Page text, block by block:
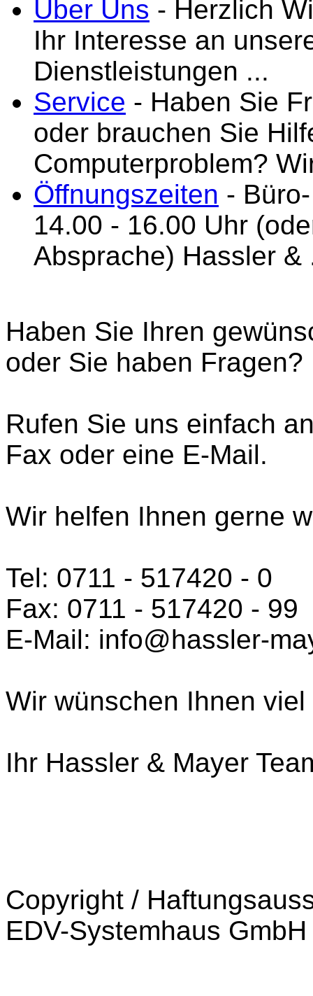
Über Uns - Herzlich
Ihr Interesse an
Dienstleistungen ...
Service - Haben Sie
oder brauchen Sie
Computerproblem?
Öffnungszeiten -
14.00 - 16.00 Uhr
Absprache) Hassler &
Haben Sie Ihren
oder Sie haben Fragen?
Rufen Sie uns einfach
Fax oder eine E-Mail.
Wir helfen Ihnen gerne
Tel: 0711 - 517420 - 0
Fax: 0711 - 517420 - 99
E-Mail: info@hassler-
Wir wünschen Ihnen
Ihr Hassler & Mayer
Copyright /
EDV-Systemhaus GmbH